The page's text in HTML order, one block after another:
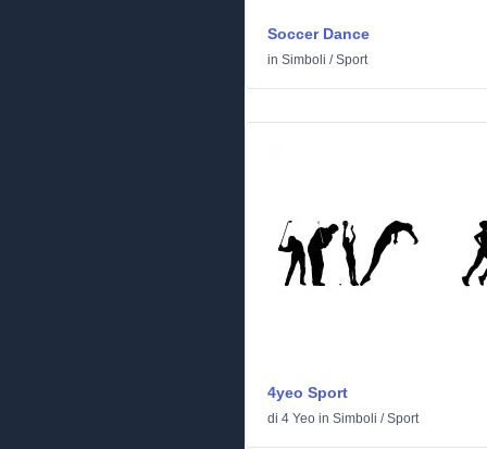
Soccer Dance
in Simboli /Sport
4yeo Sport
di 4 Yeo in Simboli /Sport